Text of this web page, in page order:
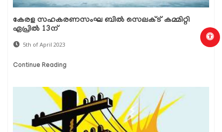
കേരള സഹകരണസംഘ ബില്‍ സെലക്ട് കമ്മിറ്റി
ഏപ്രില്‍ 13ന്
5th of April 2023
Continue Reading